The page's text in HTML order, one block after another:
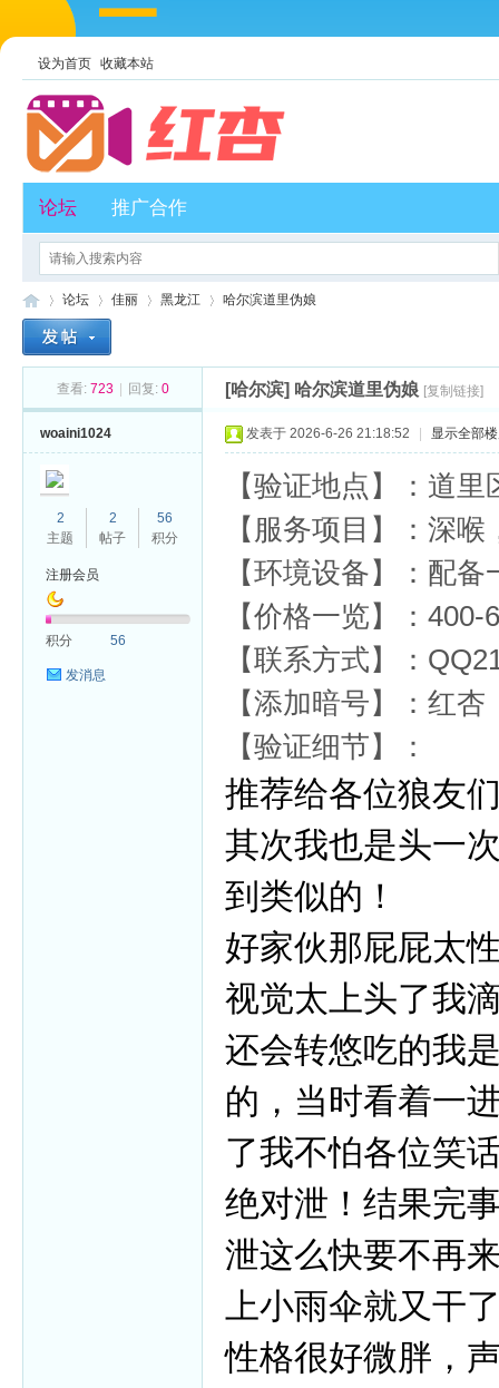
设为首页 收藏本站
论坛 推广合作
论坛
›
佳丽
›
黑龙江 哈尔滨道里伪娘
查看: 723 回复: 0 [哈尔滨] 哈尔滨道里伪娘 [复制链接]
woaini1024
2
主题
2
帖子
56
积分
注册会员
积分 56
发消息
发表于 2026-6-26 21:18:52 显示全部
【验证地点】：道里
【服务项目】：深
【环境设备】：配
【价格一览】：400-
【联系方式】：
【添加暗号】：红杏
【验证细节】：
推荐给各位狼友
其次我也是头一
到类似的！
好家伙那屁屁太
视觉太上头了我
还会转悠吃的我
的，当时看着一
了我不怕各位笑
绝对泄！结果完
泄这么快要不再
上小雨伞就又干
性格很好微胖，